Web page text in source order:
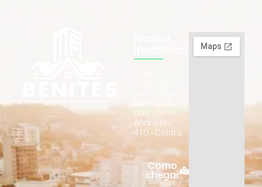
dos
Andradas,
410 - Centro.
Como
chegar